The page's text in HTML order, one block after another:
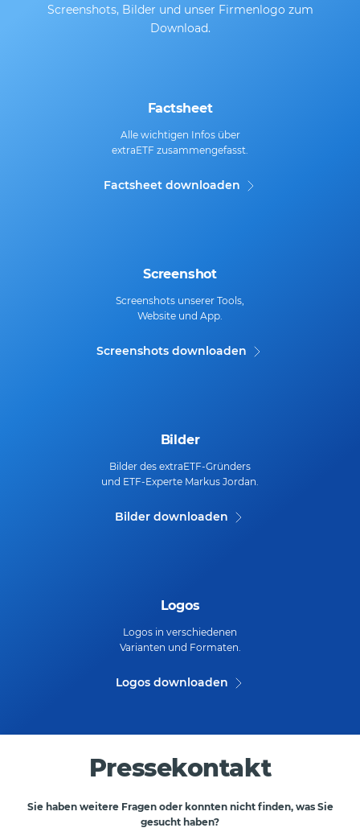
Screenshots, Bilder und unser Firmenlogo zum
Download.
Factsheet
Alle wichtigen Infos über
extraETF zusammengefasst.
Factsheet downloaden
Screenshot
Screenshots unserer Tools,
Website und App.
Screenshots downloaden
Bilder
Bilder des extraETF-Gründers
und ETF-Experte Markus Jordan.
Bilder downloaden
Logos
Logos in verschiedenen
Varianten und Formaten.
Logos downloaden
Pressekontakt
Sie haben weitere Fragen oder konnten nicht finden, was Sie
gesucht haben?